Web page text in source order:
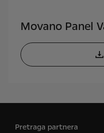
Movano Panel
Pretraga partnera